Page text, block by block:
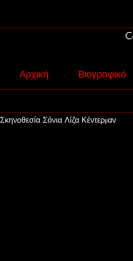
Αρχική Βιογραφικό
Σκηνοθεσία Σόνια Λίζα Κέντερμαν